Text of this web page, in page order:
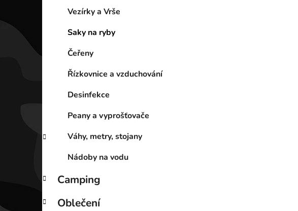
Vezírky a Vrše
Saky na ryby
Čeřeny
Řízkovnice a vzduchování
Desinfekce
Peany a vyprošťovače
Váhy, metry, stojany
Nádoby na vodu
Camping
Oblečení